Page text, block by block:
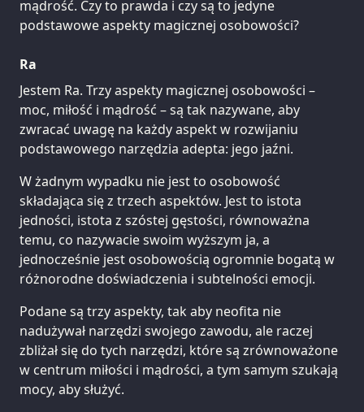
mądrość. Czy to prawda i czy są to jedyne
podstawowe aspekty magicznej osobowości?
Ra
Jestem Ra. Trzy aspekty magicznej osobowości –
moc, miłość i mądrość – są tak nazywane, aby
zwracać uwagę na każdy aspekt w rozwijaniu
podstawowego narzędzia adepta: jego jaźni.
W żadnym wypadku nie jest to osobowość
składająca się z trzech aspektów. Jest to istota
jedności, istota z szóstej gęstości, równoważna
temu, co nazywacie swoim wyższym ja, a
jednocześnie jest osobowością ogromnie bogatą w
różnorodne doświadczenia i subtelności emocji.
Podane są trzy aspekty, tak aby neofita nie
nadużywał narzędzi swojego zawodu, ale raczej
zbliżał się do tych narzędzi, które są zrównoważone
w centrum miłości i mądrości, a tym samym szukają
mocy, aby służyć.